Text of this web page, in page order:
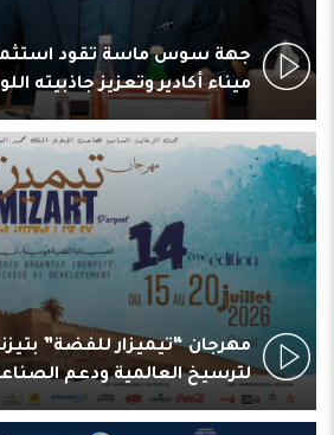
جهة سوس ماسة تقود
ميناء أكادير وتعزيز جاذبيته
مهرجان “تيميزار للفضة”
لترسيخ العالمية ودعم